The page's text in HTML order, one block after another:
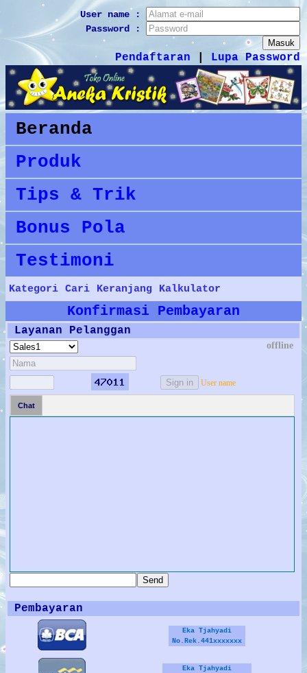
User name :
Password :
Pendaftaran Lupa Password
Beranda
Produk
Tips & Trik
Bonus Pola
Testimoni
Kategori Cari Keranjang Kalkulator
Konfirmasi Pembayaran
Layanan Pelanggan
offline
User name
Chat
Pembayaran
Eka Tjahyadi
No.Rek.441xxxxxxx
Eka Tjahyadi